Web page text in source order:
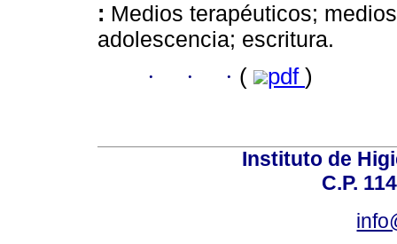
: Medios terapéuticos;
adolescencia; escritura.
· · · ( pdf )
Instituto de
C.P.